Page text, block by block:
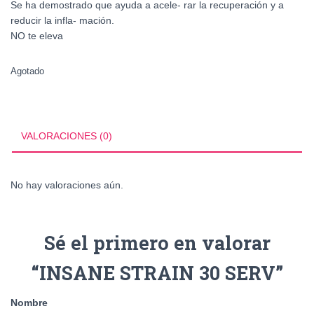
Se ha demostrado que ayuda a acele- rar la recuperación y a
reducir la infla- mación.
NO te eleva
Agotado
VALORACIONES (0)
No hay valoraciones aún.
Sé el primero en valorar
“INSANE STRAIN 30 SERV”
Nombre